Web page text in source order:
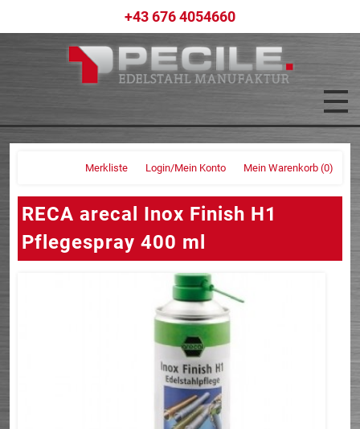
+43 676 4054660
Mein Warenkorb (0)
Login/Mein Konto
Merkliste
RECA arecal Inox Finish H1
Pflegespray 400 ml